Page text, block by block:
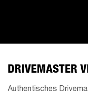
DRIVEMASTER
Authentisches